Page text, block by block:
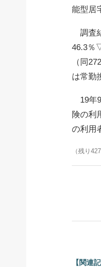
能型居
調査
46.3％
（同
は常勤
19年9
険の利
の利用
（残り
【関連